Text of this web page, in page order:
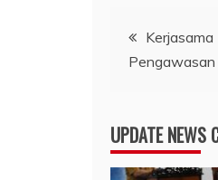
Navigasi
pos
Pengawasan
UPDATE NEWS